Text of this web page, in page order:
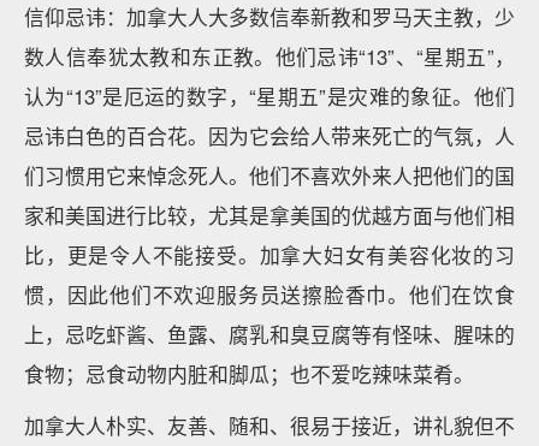
信仰忌讳：加拿大人大多数信奉新教和罗马天主教，少
数人信奉犹太教和东正教。他们忌讳“13”、“星期五”，
认为“13”是厄运的数字，“星期五”是灾难的象征。他们
忌讳白色的百合花。因为它会给人带来死亡的气氛，人
们习惯用它来悼念死人。他们不喜欢外来人把他们的国
家和美国进行比较，尤其是拿美国的优越方面与他们相
比，更是令人不能接受。加拿大妇女有美容化妆的习
惯，因此他们不欢迎服务员送擦脸香巾。他们在饮食
上，忌吃虾酱、鱼露、腐乳和臭豆腐等有怪味、腥味的
食物；忌食动物内脏和脚瓜；也不爱吃辣味菜肴。
加拿大人朴实、友善、随和、很易于接近，讲礼貌但不